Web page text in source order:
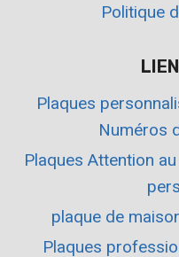
Politique
Plaques
Numéros
Plaques Attention
plaque de
Plaques